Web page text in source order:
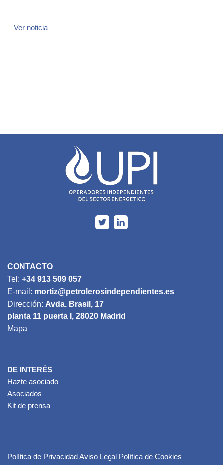
Ver noticia
CONTACTO
Tel: +34 913 509 057
E-mail: mortiz@petrolerosindependientes.es
Dirección: Avda. Brasil, 17
planta 11 puerta I, 28020 Madrid
Mapa
DE INTERÉS
Hazte asociado
Asociados
Kit de prensa
Política de PrivacidadAviso Legal Política de Cookies